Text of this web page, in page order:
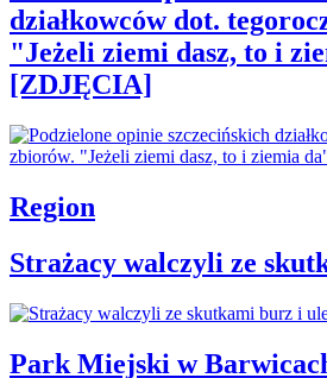
działkowców dot.
"Jeżeli ziemi dasz, to i
[ZDJĘCIA]
Region
Strażacy walczyli ze
Park Miejski w